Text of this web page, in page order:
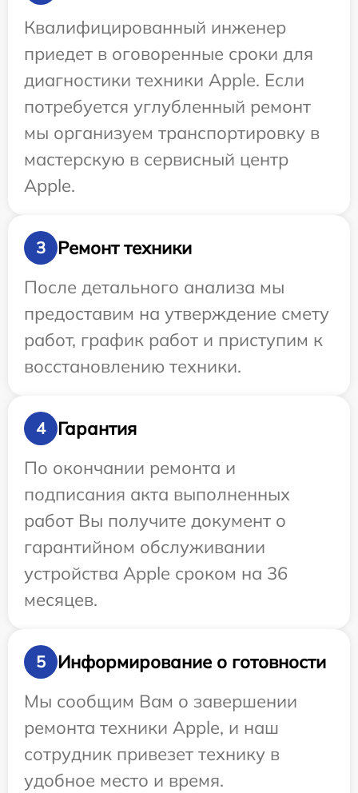
Квалифицированный инженер
приедет в оговоренные сроки для
диагностики техники Apple. Если
потребуется углубленный ремонт
мы организуем транспортировку в
мастерскую в сервисный центр
Apple.
3
Ремонт техники
После детального анализа мы
предоставим на утверждение смету
работ, график работ и приступим к
восстановлению техники.
4
Гарантия
По окончании ремонта и
подписания акта выполненных
работ Вы получите документ о
гарантийном обслуживании
устройства Apple сроком на 36
месяцев.
5
Информирование о готовности
Мы сообщим Вам о завершении
ремонта техники Apple, и наш
сотрудник привезет технику в
удобное место и время.